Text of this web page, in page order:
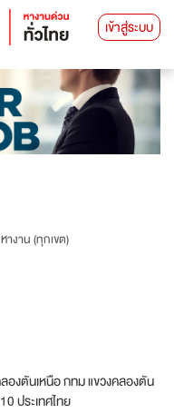
เข้าสู่ระบบ
หางาน (ทุกเขต)
องตันเหนือ กทม แขวงคลองตัน
ประเทศไทย